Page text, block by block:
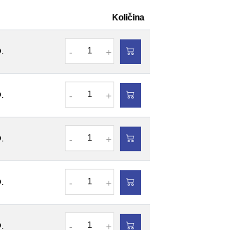
Količina
- +
- +
- +
- +
- +